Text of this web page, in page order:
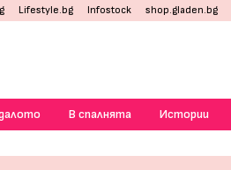
Lifestyle.bg Infostock shop.gladen.bg
В спалнята Истории